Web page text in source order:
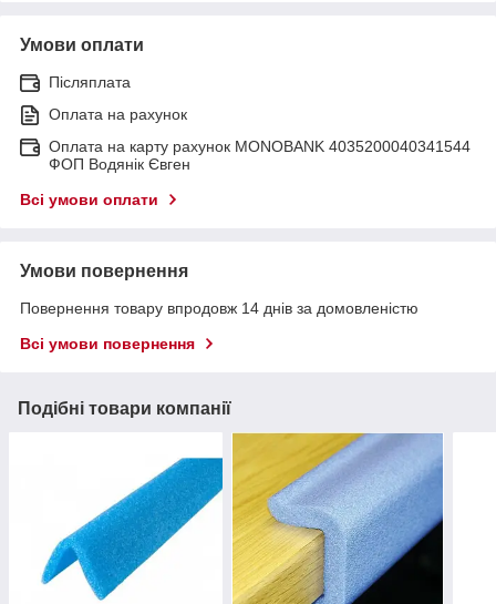
Умови оплати
Післяплата
Оплата на рахунок
Оплата на карту рахунок MONOBANK 4035200040341544
ФОП Водянік Євген
Всі умови оплати
Умови повернення
Повернення товару впродовж 14 днів за домовленістю
Всі умови повернення
Подібні товари компанії